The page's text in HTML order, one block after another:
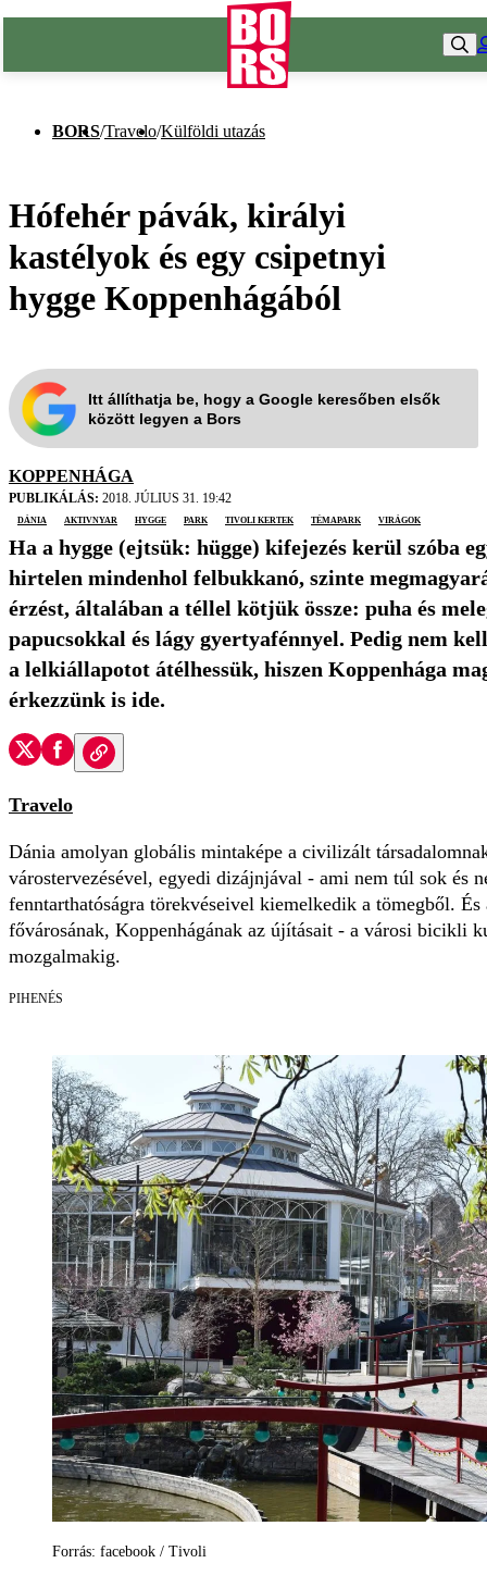
BORS/Travelo/Külföldi utazás
Hófehér pávák, királyi
kastélyok és egy csipetnyi
hygge Koppenhágából
Itt állíthatja be, hogy a Google keresőben elsők
között legyen a Bors
KOPPENHÁGA
PUBLIKÁLÁS: 2018. JÚLIUS 31. 19:42
Dánia
aktivnyar hygge park Tivoli Kertek témapark virágok
Ha a hygge (ejtsük: hügge) kifejezés kerül szóba
hirtelen mindenhol felbukkanó, szinte
érzést, általában a téllel kötjük össze: puha és
papucsokkal és lágy gyertyafénnyel. Pedig nem
a lelkiállapotot átélhessük, hiszen Koppenhága
érkezzünk is ide.
Travelo
Dánia amolyan globális mintaképe a civilizált
várostervezésével, egyedi dizájnjával - ami nem túl sok és
fenntarthatóságra törekvéseivel kiemelkedik a tömegből.
fővárosának, Koppenhágának az újításait - a városi bicikli
mozgalmakig.
PIHENÉS
Forrás: facebook / Tivoli